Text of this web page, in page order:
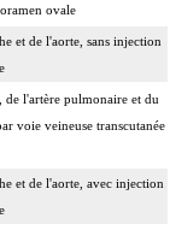
ovale
et de l'aorte, sans injection
de l'artère pulmonaire et du
voie veineuse transcutanée
et de l'aorte, avec injection